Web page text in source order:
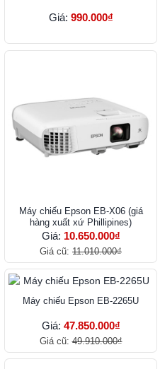
Giá: 990.000₫
Máy chiếu Epson EB-X06 (giá
hàng xuất xứ Phillipines)
Giá: 10.650.000₫
Giá cũ: 11.010.000₫
Máy chiếu Epson EB-2265U
Giá: 47.850.000₫
Giá cũ:49.910.000₫